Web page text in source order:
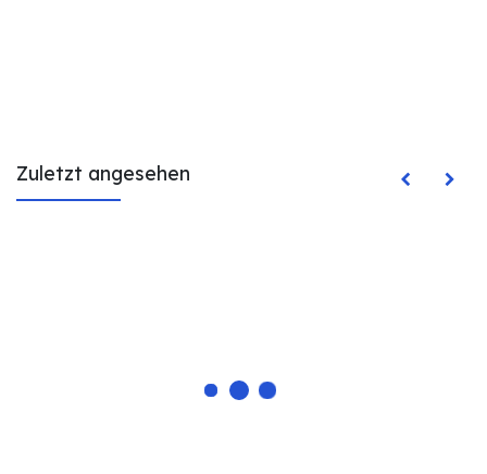
Zuletzt angesehen